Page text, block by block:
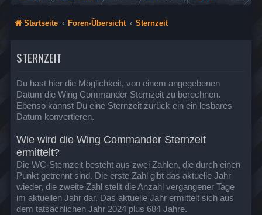
Startseite Foren-Übersicht Sternzeit
STERNZEIT
Du hast hier die Möglichkeit, von einem angegebenen
Datum die Wing Commander Sternzeit zu berechnen.
Ebenso kannst Du eine Sternzeit zurück ein ein lesbares
Datum konvertieren.
Wie wird die Wing Commander Sternzeit
ermittelt?
Die WC-Sternzeit besteht aus zwei Zahlen, die durch einen
Punkt getrennt sind. Die erste Zahl gibt das aktuelle Jahr
wieder, die zweite Zahl stellt die Anzahl vergangener Tage
im aktuellen Jahr dar. Das aktuelle Jahr ermittelt sich aus
dem tatsächlichen Jahr 2024 plus 684 Jahre.